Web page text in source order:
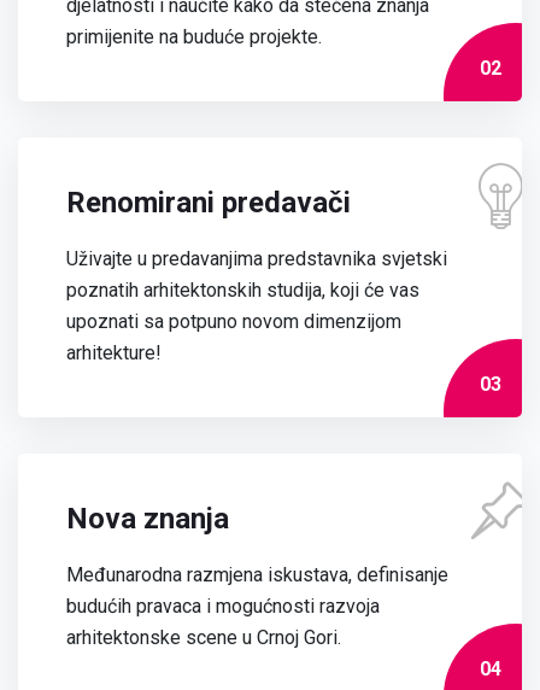
djelatnosti i naučite kako da stečena znanja
primijenite na buduće projekte.
02
Renomirani predavači
Uživajte u predavanjima predstavnika svjetski
poznatih arhitektonskih studija, koji će vas
upoznati sa potpuno novom dimenzijom
arhitekture!
03
Nova znanja
Međunarodna razmjena iskustava, definisanje
budućih pravaca i mogućnosti razvoja
arhitektonske scene u Crnoj Gori.
04